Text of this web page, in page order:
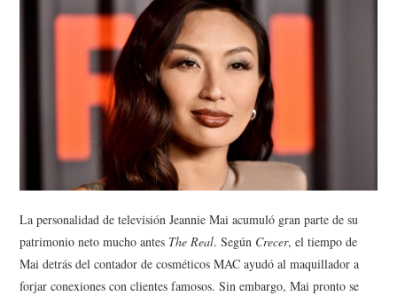
POLITICS
SOCIETY
TECHNOLOGY
La personalidad de televisión Jeannie Mai acumuló gran parte de su
patrimonio neto mucho antes The Real. Según Crecer, el tiempo de
Mai detrás del contador de cosméticos MAC ayudó al maquillador a
forjar conexiones con clientes famosos. Sin embargo, Mai pronto se